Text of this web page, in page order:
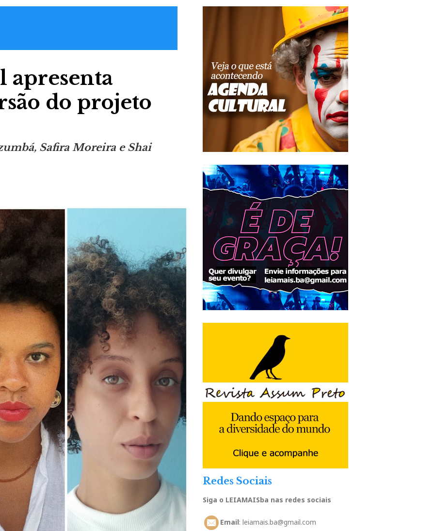
apresenta
do projeto
Safira Moreira e Shai
Redes Sociais
Siga o LEIAMAISba nas redes sociais
Email: leiamais.ba@gmail.com